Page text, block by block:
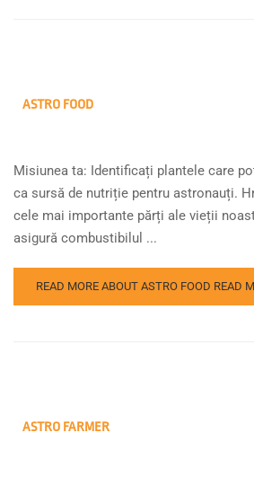
ASTRO FOOD
Misiunea ta: Identificați plantele care
ca sursă de nutriție pentru astronauți.
cele mai importante părți ale vieții
asigură combustibilul ...
READ MORE ABOUT ASTRO FOOD READ
ASTRO FARMER